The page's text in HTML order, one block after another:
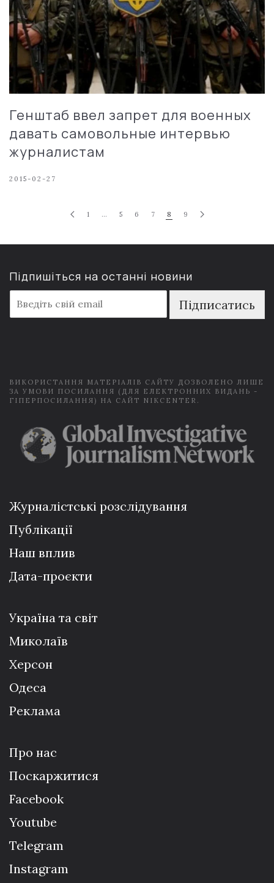
Генштаб ввел запрет для военных
давать самовольные интервью
журналистам
2015-02-27
1 … 5 6 7 8 9
Підпишіться на останні новини
m
a
Підписатись
ВИКОРИСТАННЯ МАТЕРІАЛІВ САЙТУ ДОЗВОЛЕНО ЛИШЕ
ЗА УМОВИ ПОСИЛАННЯ (ДЛЯ ЕЛЕКТРОННИХ ВИДАНЬ -
ГІПЕРПОСИЛАННЯ) НА САЙТ NIKCENTER.
Журналістські розслідування
Публікації
Наш вплив
Дата-проєкти
Україна та світ
Миколаїв
Херсон
Одеса
Реклама
Про нас
Поскаржитися
Facebook
Youtube
Telegram
Instagram